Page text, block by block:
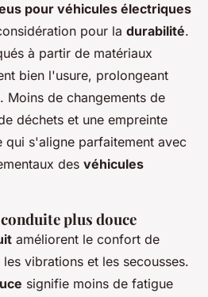
pour véhicules électriques
pour la durabilité.
à partir de matériaux
bien l'usure, prolongeant
Moins de changements de
déchets et une empreinte
qui s'aligne parfaitement avec
des véhicules
plus douce
améliorent le confort de
vibrations et les secousses.
signifie moins de fatigue